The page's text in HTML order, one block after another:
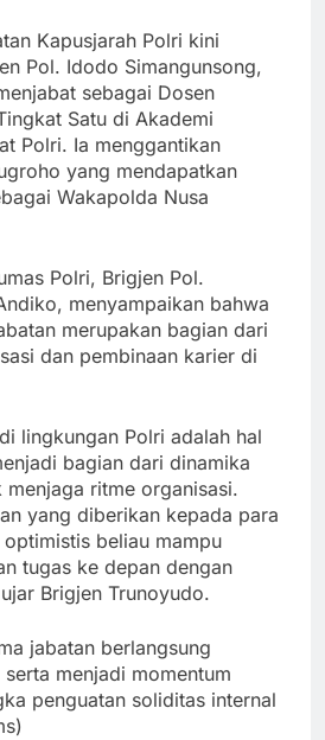
Kapusjarah Polri kini
Pol. Idodo Simangunsong,
sebagai Dosen
Satu di Akademi
Polri. Ia menggantikan
yang mendapatkan
Wakapolda Nusa
Polri, Brigjen Pol.
menyampaikan bahwa
merupakan bagian dari
dan pembinaan karier di
lingkungan Polri adalah hal
bagian dari dinamika
menjaga ritme organisasi.
yang diberikan kepada para
beliau mampu
tugas ke depan dengan
Brigjen Trunoyudo.
jabatan berlangsung
menjadi momentum
penguatan soliditas internal